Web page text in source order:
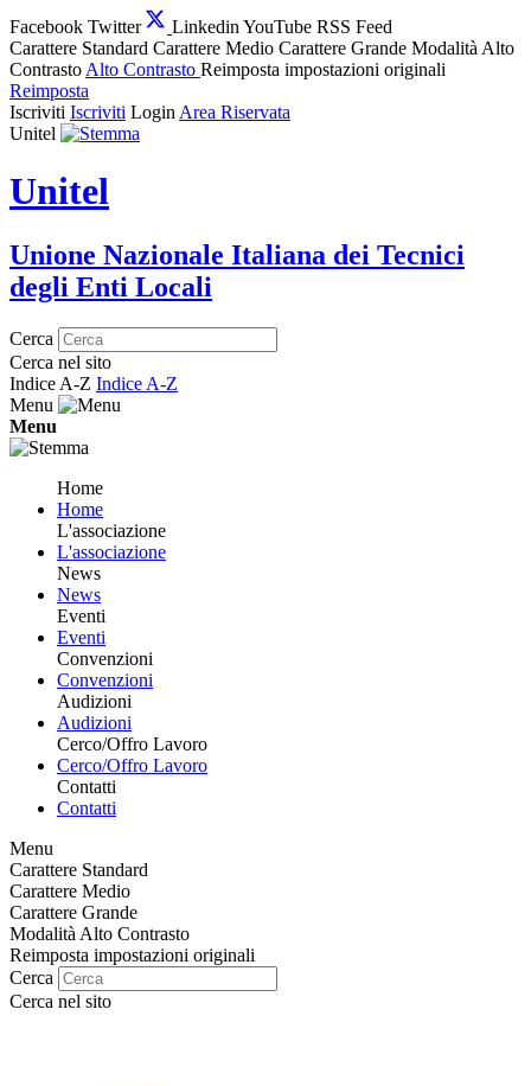
Facebook Twitter Linkedin YouTube RSS Feed
Carattere Standard Carattere Medio Carattere Grande Modalità Alto
Contrasto Alto Contrasto Reimposta impostazioni originali
Reimposta
Iscriviti Iscriviti Login Area Riservata
Unitel
Unitel
Unione Nazionale Italiana dei Tecnici
degli Enti Locali
Cerca
Cerca nel sito
Indice A-Z Indice A-Z
Menu
Menu
Home
Home
L'associazione
L'associazione
News
News
Eventi
Eventi
Convenzioni
Convenzioni
Audizioni
Audizioni
Cerco/Offro Lavoro
Cerco/Offro Lavoro
Contatti
Contatti
Menu
Carattere Standard
Carattere Medio
Carattere Grande
Modalità Alto Contrasto
Reimposta impostazioni originali
Cerca
Cerca nel sito